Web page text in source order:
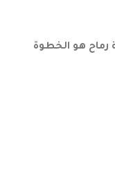
رماح هو الخطوة